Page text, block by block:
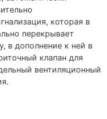
которая в
перекрывает
в дополнение к ней в
клапан для
вентиляционный